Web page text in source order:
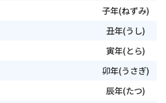
子年(ねずみ)
丑年(うし)
寅年(とら)
卯年(うさぎ)
辰年(たつ)